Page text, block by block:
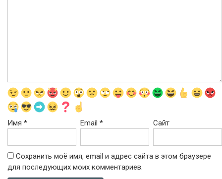
Имя * Email* Сайт
Сохранить моё имя, email и адрес сайта в этом браузере
для последующих моих комментариев.